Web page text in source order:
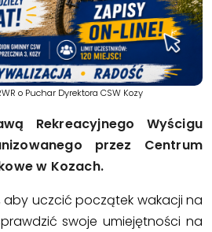
o Puchar Dyrektora CSW Kozy
Rekreacyjnego Wyścigu
przez Centrum
w Kozach.
aby uczcić początek wakacji na
swoje umiejętności na